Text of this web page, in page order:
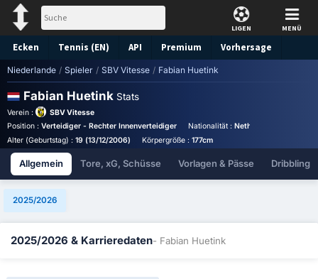
LIGEN MENÜ
Ecken Tennis (EN) API Premium Vorhersage
Niederlande / Spieler / SBV Vitesse / Fabian Huetink
Fabian Huetink Stats
Verein :
SBV Vitesse
Position : Verteidiger - Rechter Innenverteidiger Nationalität : Netherlands
Alter (Geburtstag) : 19 (13/12/2006) Körpergröße : 177cm
Allgemein Tore, xG, Schüsse Vorlagen & Pässe Dribbling
2025/2026
2025/2026 & Karrieredaten- Fabian Huetink